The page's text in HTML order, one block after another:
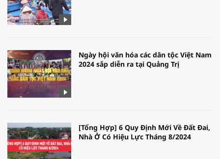
Ngày hội văn hóa các dân tộc Việt Nam
2024 sắp diễn ra tại Quảng Trị
[Tổng Hợp] 6 Quy Định Mới Về Đất Đai,
Nhà Ở Có Hiệu Lực Tháng 8/2024